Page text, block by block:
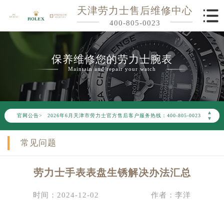
天津劳力士售后维修中心
400-805-0023
保养维修您的劳力士腕表
Maintain and repair your watch
官网公告>
▲
▼
2026年6月劳力士天津市售后服务网络优化升级公告
2026年6月天津市劳力士官方售后客户服务热线：400-805-0023
2026年6月劳力士售后服务中心最新网点地址：
节假日正常营业！
常见问题
劳力士手表表盘生锈解决办法汇总
时间：2024-12-02 作者：李洋